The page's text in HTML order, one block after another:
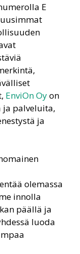
E
EnviOn Oyon
palveluita,
ja
olemassa
innolla
päällä ja
luoda